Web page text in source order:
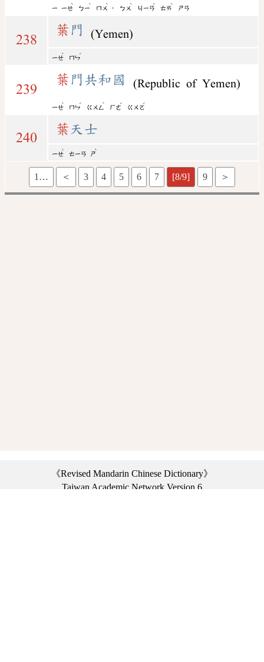
ㄧ ㄧㄝ
ˋ
ㄅㄧ
ˋ
ㄇㄨ
ˋ
， ㄅㄨ
ˋ
ㄐㄧㄢ
ˋ
ㄊㄞ
ˋ
ㄕㄢ
238
葉 門 (Yemen)
ㄧㄝ
ˋ
ㄇㄣ
ˊ
239
葉 門共和國 (Republic of Yemen)
ㄧㄝ
ˋ
ㄇㄣ
ˊ
ㄍㄨㄥ
ˋ
ㄏㄜ
ˊ
ㄍㄨㄛ
ˊ
240
葉 天士
ㄧㄝ
ˋ
ㄊㄧㄢ ㄕ
ˋ
1… ＜ 3 4 5 6 7 [8/9] 9 ＞
《Revised Mandarin Chinese Dictionary》
Taiwan Academic Network Version 6